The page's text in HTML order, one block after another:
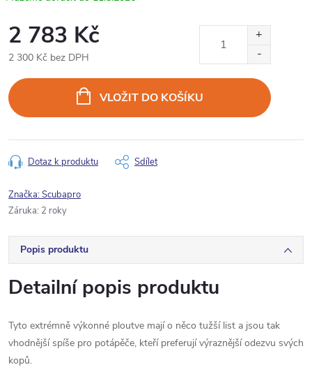
2 783 Kč
2 300 Kč bez DPH
cena:
VLOŽIT DO KOŠÍKU
Dotaz k produktu Sdílet
Značka:Scubapro
Záruka: 2 roky
Popis produktu
Detailní popis produktu
Tyto extrémně výkonné ploutve mají o něco tužší list a jsou tak
vhodnější spíše pro potápěče, kteří preferují výraznější odezvu svých
kopů.